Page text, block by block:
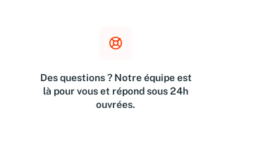
Des questions ? Notre équipe est
là pour vous et répond sous 24h
ouvrées.